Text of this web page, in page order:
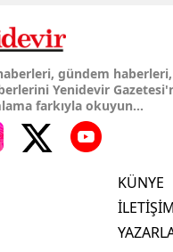
gündem
Yenidevir
farkıyla okuyun...
KÜNYE
İLETİŞİM